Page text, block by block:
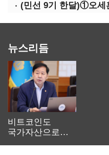
뉴스리듬
비트코인도
국가자산으로…'